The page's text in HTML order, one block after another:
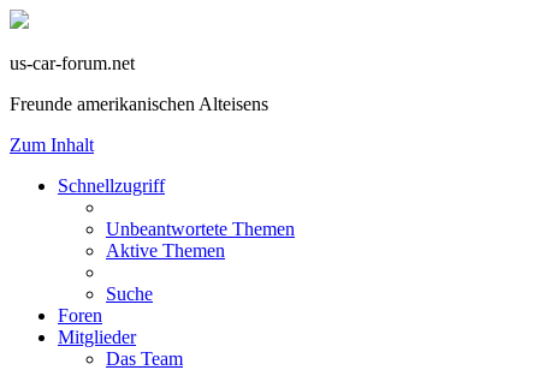
us-car-forum.net
Freunde amerikanischen Alteisens
Zum Inhalt
Schnellzugriff
Unbeantwortete Themen
Aktive Themen
Suche
Foren
Mitglieder
Das Team